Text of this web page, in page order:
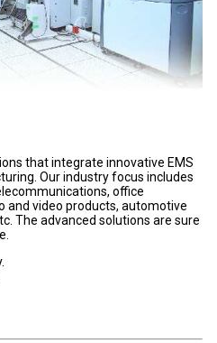
that integrate innovative EMS
Our industry focus includes
office
and video products, automotive
The advanced solutions are sure